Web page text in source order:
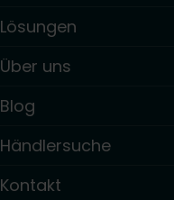
Lösungen
Über uns
Blog
Händlersuche
Kontakt